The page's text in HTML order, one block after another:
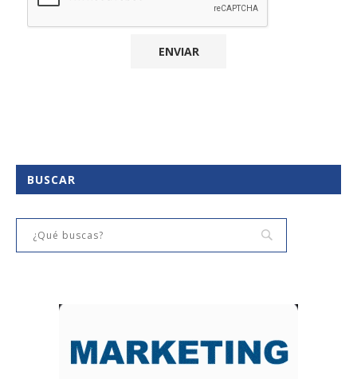
BUSCAR